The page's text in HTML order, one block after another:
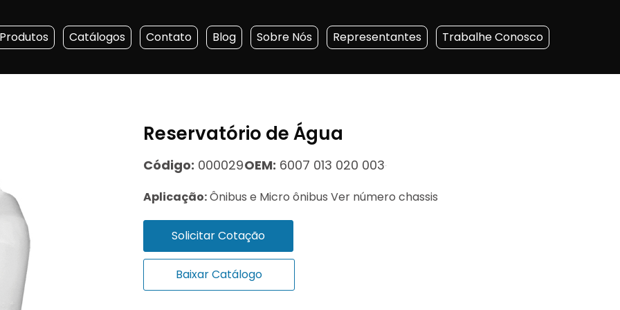
Produtos Catálogos Contato Blog Sobre Nós Representantes Trabalhe Conosco
Reservatório de Água
Código: 000029OEM: 6007 013 020 003
Aplicação:Ônibus e Micro ônibus Ver número chassis
Solicitar Cotação
Baixar Catálogo